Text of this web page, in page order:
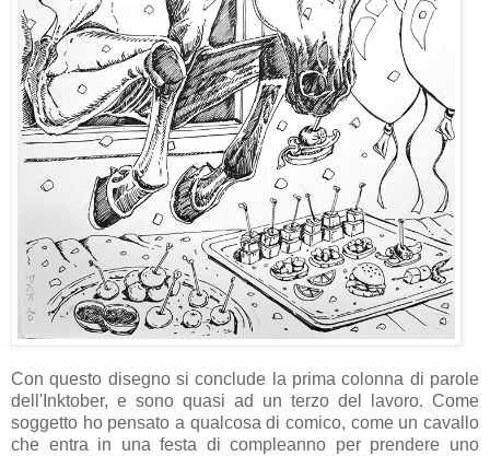
Con questo disegno si conclude la prima colonna di parole
dell'Inktober, e sono quasi ad un terzo del lavoro. Come
soggetto ho pensato a qualcosa di comico, come un cavallo
che entra in una festa di compleanno per prendere uno